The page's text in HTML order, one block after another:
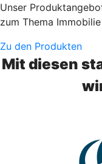
Unser
zum Thema
Zu den Produkten
Mit diesen